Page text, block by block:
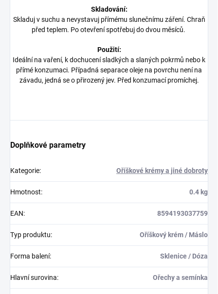
Skladování:
Skladuj v suchu a nevystavuj přímému slunečnímu záření. Chraň
před teplem. Po otevření spotřebuj do dvou měsíců.
Použití:
Ideální na vaření, k dochucení sladkých a slaných pokrmů nebo k
přímé konzumaci. Případná separace oleje na povrchu není na
závadu, jedná se o přirozený jev. Před konzumací promíchej.
Doplňkové parametry
Kategorie: Oříškové krémy a jiné dobroty
Hmotnost: 0.4 kg
EAN: 8594193037759
Typ produktu: Oříškový krém / Máslo
Forma balení: Sklenice / Dóza
Hlavní surovina: Ořechy a semínka